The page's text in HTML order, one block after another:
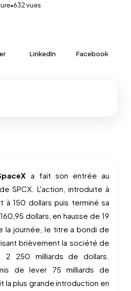
•632vues
LinkedIn Facebook
a fait son entrée au
SPCX. L'action, introduite à
à 150 dollars puis terminé sa
dollars, en hausse de 19
la journée, le titre a bondi de
brièvement la société de
250 milliards de dollars.
de lever 75 milliards de
la plus grande introduction en